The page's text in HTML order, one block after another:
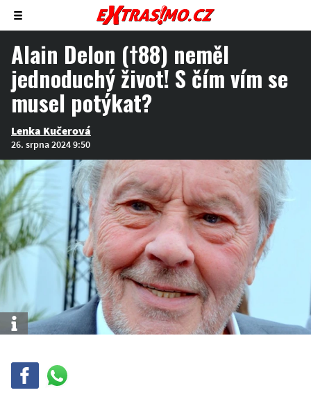
Zobrazit/skrýt
menu
Alain Delon (†88) neměl
jednoduchý život! S čím vím se
musel potýkat?
Lenka Kučerová
26. srpna 2024 9:50
Info
Sdílej